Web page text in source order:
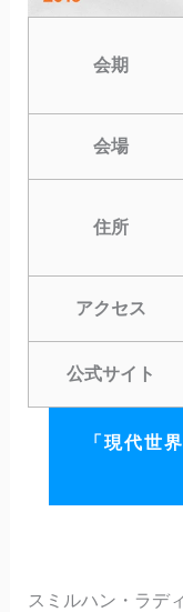
会期
会場
住所
アクセス
公式サイト
「現代世
スミルハン・ラ